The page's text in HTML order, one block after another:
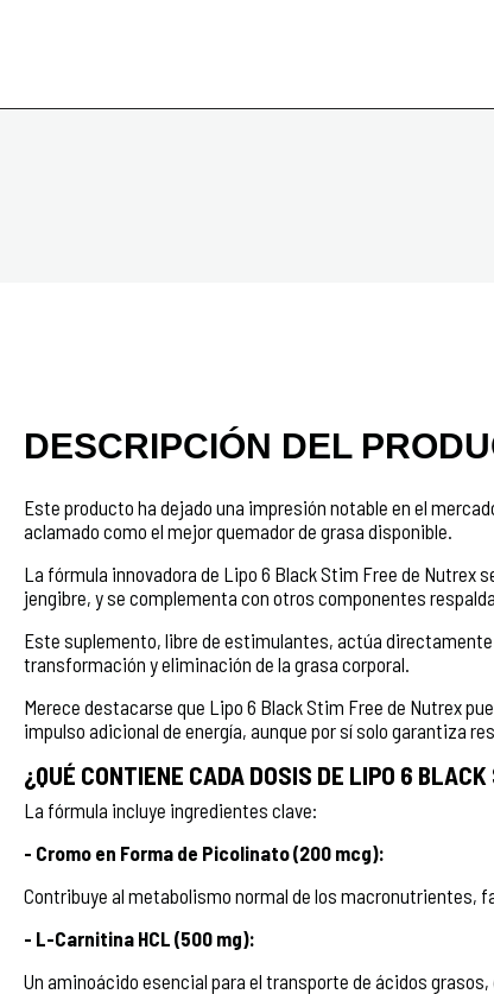
DESCRIPCIÓN DEL
Este producto ha dejado una impresión notable en el
aclamado como el mejor quemador de grasa disponible.
La fórmula innovadora de Lipo 6 Black Stim Free de
jengibre, y se complementa con otros componentes
Este suplemento, libre de estimulantes, actúa
transformación y eliminación de la grasa corporal.
Merece destacarse que Lipo 6 Black Stim Free de Nutrex
impulso adicional de energía, aunque por sí solo garantiza
¿QUÉ CONTIENE CADA DOSIS DE LIPO 6
La fórmula incluye ingredientes clave:
- Cromo en Forma de Picolinato (200 mcg):
Contribuye al metabolismo normal de los macronutrientes,
- L-Carnitina HCL (500 mg):
Un aminoácido esencial para el transporte de ácidos grasos,